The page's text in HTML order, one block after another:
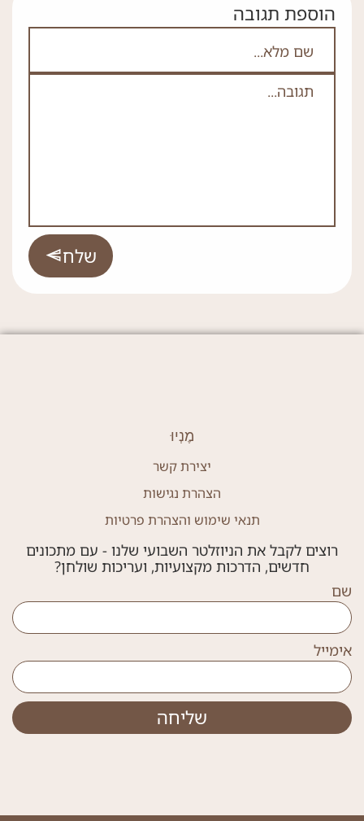
אם אתה לא רובוט אל תמלא את השדה הזה
הוספת תגובה
שם מלא
תגובה*
שלח
מֶנְיוּ
יצירת קשר
הצהרת נגישות
תנאי שימוש והצהרת פרטיות
רוצים לקבל את הניוזלטר השבועי שלנו - עם מתכונים
חדשים, הדרכות מקצועיות, ועריכות שולחן?
שם
אימייל
שליחה